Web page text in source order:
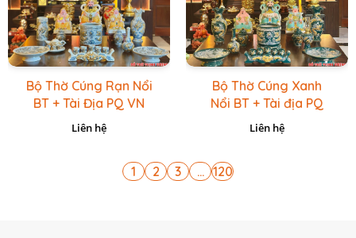
Bộ Thờ Cúng Rạn Nổi
BT + Tài Địa PQ VN
Vàng Caro
Liên hệ
Bộ Thờ Cúng Xanh
Nổi BT + Tài địa PQ
VN Xanh Lục
Liên hệ
1 2 3 ... 120